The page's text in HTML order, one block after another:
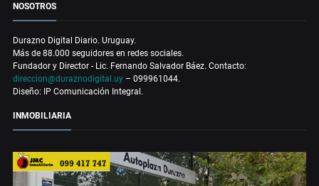
NOSOTROS
Durazno Digital Diario. Uruguay.
Más de 88.000 seguidores en redes sociales.
Fundador y Director - Lic. Fernando Salvador Báez. Contacto:
direccion@duraznodigital.uy – 099961044.
Diseño: IP Comunicación Integral.
INMOBILIARIA